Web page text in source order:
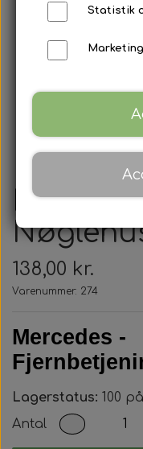
138,00 kr.
Varenummer: 274
Mercedes -
Lagerstatus: 100
Antal
Statistik